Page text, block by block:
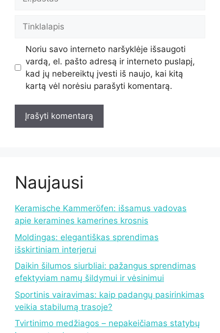
Noriu savo interneto naršyklėje išsaugoti
vardą, el. pašto adresą ir interneto puslapį,
kad jų nebereiktų įvesti iš naujo, kai kitą
kartą vėl norėsiu parašyti komentarą.
Naujausi
Keramische Kammeröfen: išsamus vadovas
apie keramines kamerines krosnis
Moldingas: elegantiškas sprendimas
išskirtiniam interjerui
Daikin šilumos siurbliai: pažangus sprendimas
efektyviam namų šildymui ir vėsinimui
Sportinis vairavimas: kaip padangų pasirinkimas
veikia stabilumą trasoje?
Tvirtinimo medžiagos – nepakeičiamas statybų